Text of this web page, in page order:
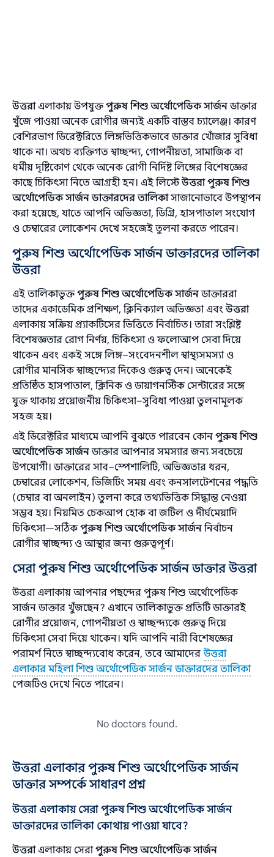
উত্তরাএলাকায় উপযুক্তপুরুষ শিশু অর্থোপেডিক সার্জনডাক্তার
খুঁজে পাওয়া অনেক রোগীর জন্যই একটি বাস্তব চ্যালেঞ্জ। কারণ
বেশিরভাগ ডিরেক্টরিতে লিঙ্গভিত্তিকভাবে ডাক্তার খোঁজার সুবিধা
থাকে না। অথচ ব্যক্তিগত স্বাচ্ছন্দ্য, গোপনীয়তা, সামাজিক বা
ধর্মীয় দৃষ্টিকোণ থেকে অনেক রোগী নির্দিষ্ট লিঙ্গের বিশেষজ্ঞের
কাছে চিকিৎসা নিতে আগ্রহী হন। এই লিস্টেউত্তরা পুরুষ শিশু
অর্থোপেডিক সার্জন ডাক্তারদের তালিকাসাজানোভাবে উপস্থাপন
করা হয়েছে, যাতে আপনি অভিজ্ঞতা, ডিগ্রি, হাসপাতাল সংযোগ
ও চেম্বারের লোকেশন দেখে সহজেই তুলনা করতে পারেন।
পুরুষ শিশু অর্থোপেডিক সার্জন ডাক্তারদের তালিকা
উত্তরা
এই তালিকাভুক্তপুরুষ শিশু অর্থোপেডিক সার্জনডাক্তাররা
তাদের একাডেমিক প্রশিক্ষণ, ক্লিনিক্যাল অভিজ্ঞতা এবংউত্তরা
এলাকায় সক্রিয় প্র্যাকটিসের ভিত্তিতে নির্বাচিত। তারা সংশ্লিষ্ট
বিশেষজ্ঞতার রোগ নির্ণয়, চিকিৎসা ও ফলোআপ সেবা দিয়ে
থাকেন এবং একই সঙ্গে লিঙ্গ–সংবেদনশীল স্বাস্থ্যসমস্যা ও
রোগীর মানসিক স্বাচ্ছন্দ্যের দিকেও গুরুত্ব দেন। অনেকেই
প্রতিষ্ঠিত হাসপাতাল, ক্লিনিক ও ডায়াগনস্টিক সেন্টারের সঙ্গে
যুক্ত থাকায় প্রয়োজনীয় চিকিৎসা–সুবিধা পাওয়া তুলনামূলক
সহজ হয়।
এই ডিরেক্টরির মাধ্যমে আপনি বুঝতে পারবেন কোনপুরুষ শিশু
অর্থোপেডিক সার্জনডাক্তার আপনার সমস্যার জন্য সবচেয়ে
উপযোগী। ডাক্তারের সাব–স্পেশালিটি, অভিজ্ঞতার ধরন,
চেম্বারের লোকেশন, ভিজিটিং সময় এবং কনসালটেশনের পদ্ধতি
(চেম্বার বা অনলাইন) তুলনা করে তথ্যভিত্তিক সিদ্ধান্ত নেওয়া
সম্ভব হয়। নিয়মিত চেকআপ হোক বা জটিল ও দীর্ঘমেয়াদি
চিকিৎসা—সঠিকপুরুষ শিশু অর্থোপেডিক সার্জননির্বাচন
রোগীর স্বাচ্ছন্দ্য ও আস্থার জন্য গুরুত্বপূর্ণ।
সেরা পুরুষ শিশু অর্থোপেডিক সার্জন ডাক্তার উত্তরা
উত্তরা এলাকায় আপনার পছন্দের পুরুষ শিশু অর্থোপেডিক
সার্জন ডাক্তার খুঁজছেন? এখানে তালিকাভুক্ত প্রতিটি ডাক্তারই
রোগীর প্রয়োজন, গোপনীয়তা ও স্বাচ্ছন্দ্যকে গুরুত্ব দিয়ে
চিকিৎসা সেবা দিয়ে থাকেন। যদি আপনি নারী বিশেষজ্ঞের
পরামর্শ নিতে স্বাচ্ছন্দ্যবোধ করেন, তবে আমাদেরউত্তরা
এলাকার মহিলা শিশু অর্থোপেডিক সার্জন ডাক্তারদের তালিকা
পেজটিও দেখে নিতে পারেন।
No doctors found.
উত্তরা এলাকার পুরুষ শিশু অর্থোপেডিক সার্জন
ডাক্তার সম্পর্কে সাধারণ প্রশ্ন
উত্তরা এলাকায় সেরা পুরুষ শিশু অর্থোপেডিক সার্জন
ডাক্তারদের তালিকা কোথায় পাওয়া যাবে?
উত্তরাএলাকায় সেরাপুরুষ শিশু অর্থোপেডিক সার্জন